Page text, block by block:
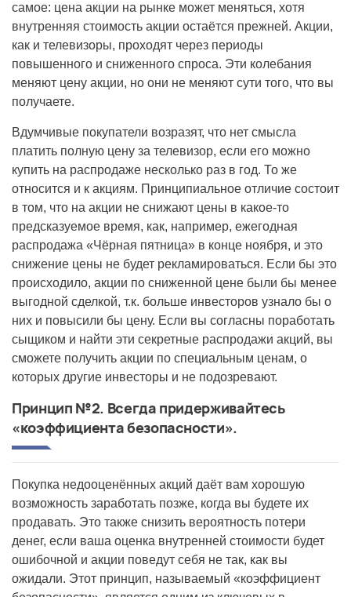
самое: цена акции на рынке может меняться, хотя
внутренняя стоимость акции остаётся прежней. Акции,
как и телевизоры, проходят через периоды
повышенного и сниженного спроса. Эти колебания
меняют цену акции, но они не меняют сути того, что вы
получаете.
Вдумчивые покупатели возразят, что нет смысла
платить полную цену за телевизор, если его можно
купить на распродаже несколько раз в год. То же
относится и к акциям. Принципиальное отличие состоит
в том, что на акции не снижают цены в какое-то
предсказуемое время, как, например, ежегодная
распродажа «Чёрная пятница» в конце ноября, и это
снижение цены не будет рекламироваться. Если бы это
происходило, акции по сниженной цене были бы менее
выгодной сделкой, т.к. больше инвесторов узнало бы о
них и повысили бы цену. Если вы согласны поработать
сыщиком и найти эти секретные распродажи акций, вы
сможете получить акции по специальным ценам, о
которых другие инвесторы и не подозревают.
Принцип №2. Всегда придерживайтесь
«коэффициента безопасности».
Покупка недооценённых акций даёт вам хорошую
возможность заработать позже, когда вы будете их
продавать. Это также снизить вероятность потери
денег, если ваша оценка внутренней стоимости будет
ошибочной и акции поведут себя не так, как вы
ожидали. Этот принцип, называемый «коэффициент